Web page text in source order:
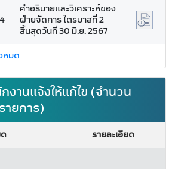
คำอธิบายและวิเคราะห์ของ
ฝ่ายจัดการ ไตรมาสที่ 2
สิ้นสุดวันที่ 30 มิ.ย. 2567
หมด
งานแจ้งให้แก้ไข (จำนวน
ายการ)
รายละเอียด